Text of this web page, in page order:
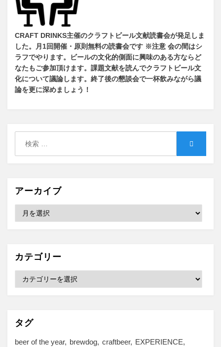
CRAFT DRINKS主催のクラフトビール文献読書会が発足しま
した。
月1回開催・原則無料の読書会です ※注意 会の間はシ
ラフでやります。
ビールの文化的側面に興味のある方ならど
なたもご参加頂けます。 課題文献を読んでクラフトビール文
化について議論します。 終了後の懇談会で一杯飲みながら議
論を更に深めましょう！
アーカイブ
ブ
カテゴリー
ー
タグ
beer of the year brewdog craftbeer
EXPERIENCE